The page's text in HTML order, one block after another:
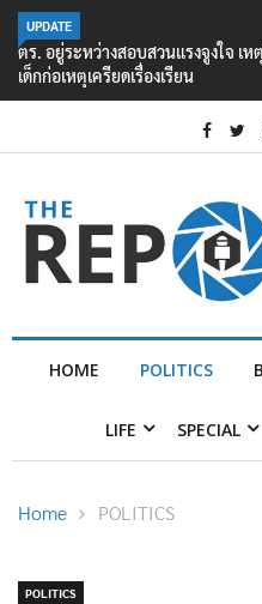
UPDATE
ตร. อยู่ระหว่างสอบสวนแรงจูงใจ เ
เด็กก่อเหตุเครียดเรื่องเรียน
HOME POLITICS
LIFE SPECIAL
Home POLITICS
POLITICS